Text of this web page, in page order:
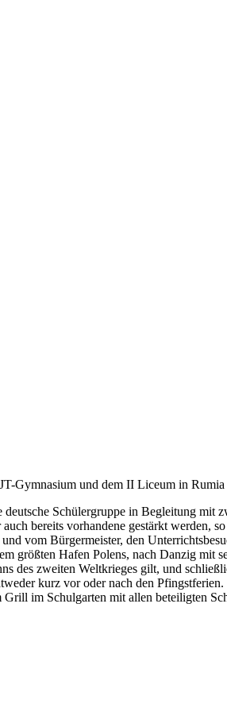
Gymnasium und dem II Liceum in
Schülergruppe in Begleitung
bereits vorhandene gestärkt
vom Bürgermeister, den
größten Hafen Polens, nach Danzig mit
des zweiten Weltkrieges gilt, und
kurz vor oder nach den
im Schulgarten mit allen beteiligten